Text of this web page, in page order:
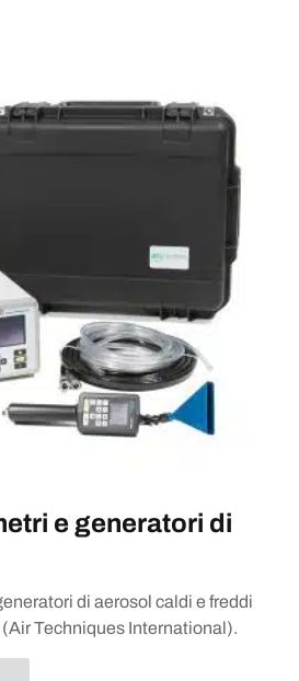
e generatori di
di aerosol caldi e freddi
Techniques International).